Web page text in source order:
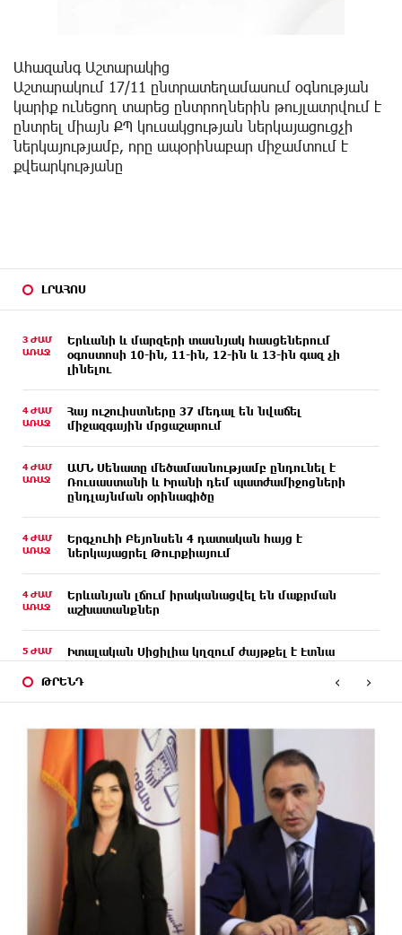
ԼՐԱՀՈՍ
3 ԺԱՄ
ԱՌԱՋ
Երևանի և մարզերի տասնյակ հասցեներում
օգոստոսի 10-ին, 11-ին, 12-ին և 13-ին գազ չի
լինելու
4 ԺԱՄ
ԱՌԱՋ
Հայ ուշուիստները 37 մեդալ են նվաճել
միջազգային մրցաշարում
4 ԺԱՄ
ԱՌԱՋ
ԱՄՆ Սենատը մեծամասնությամբ ընդունել է
Ռուսաստանի և Իրանի դեմ պատժամիջոցների
ընդլայնման օրինագիծը
4 ԺԱՄ
ԱՌԱՋ
Երգչուհի Բեյոնսեն ​​4 դատական հայց է
ներկայացրել Թուրքիայում
4 ԺԱՄ
ԱՌԱՋ
Երևանյան լճում իրականացվել են մաքրման
աշխատանքներ
5 ԺԱՄ
ԱՌԱՋ
Իտալական Սիցիլիա կղզում ժայթքել է Էտնա
հրաբուխը
5 ԺԱՄ
ԱՌԱՋ
«Ռեալը» հայտարարել է Դիոմանդեի տրանսֆերի
մասին
Վանաձորում բшխվել են «Jeep Cherokee»-ն և
«Toyota Camry»-ն
Մասկը մերժել է Կիևի խնդրանքը՝ օգտագործել
Starlink-ը Ռուսաստանի դեմ հարվшծները
կառավարելու համար
Ահազանգ Աշտարակից
Աշտարակում 17/11 ընտրատեղամասում օգնության
կարիք ունեցող տարեց ընտրողներին թույլատրվում է
ընտրել միայն ՔՊ կուսակցության ներկայացուցչի
ներկայությամբ, որը ապօրինաբար միջամտում է
քվեարկությանը
ԹՐԵՆԴ ‹ ›